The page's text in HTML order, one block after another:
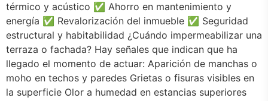
térmico y acústico ✅ Ahorro en mantenimiento y
energía ✅ Revalorización del inmueble ✅ Seguridad
estructural y habitabilidad ¿Cuándo impermeabilizar una
terraza o fachada? Hay señales que indican que ha
llegado el momento de actuar: Aparición de manchas o
moho en techos y paredes Grietas o fisuras visibles en
la superficie Olor a humedad en estancias superiores